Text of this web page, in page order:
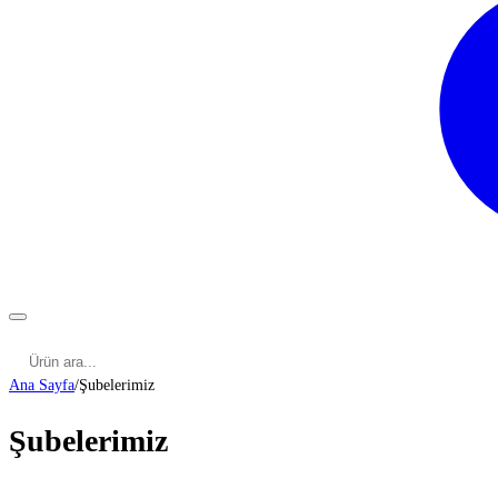
Ana Sayfa/Şubelerimiz
Şubelerimiz